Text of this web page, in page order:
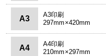
A3
A3印刷
297mm×420mm
A4
A4印刷
210mm×297mm